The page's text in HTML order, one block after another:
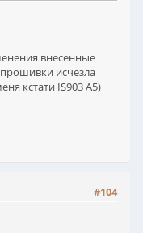
внесенные
исчезла
кстати IS903 A5)
#104